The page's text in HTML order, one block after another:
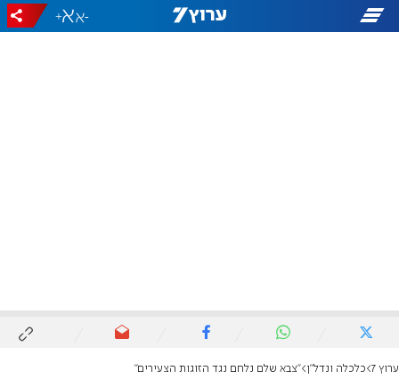
-
+
ערוץ 7 כלכלה ונדל"ן "צבא שלם נלחם נגד הזוגות הצעירים"